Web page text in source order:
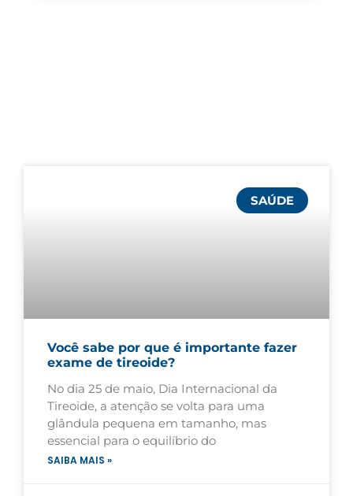
SAÚDE
Você sabe por que é importante fazer
exame de tireoide?
No dia 25 de maio, Dia Internacional da
Tireoide, a atenção se volta para uma
glândula pequena em tamanho, mas
essencial para o equilíbrio do
SAIBA MAIS »